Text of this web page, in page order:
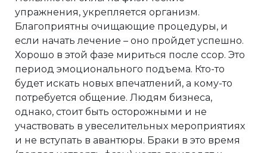
упражнения, укрепляется организм.
Благоприятны очищающие процедуры, и
если начать лечение – оно пройдет успешно.
Хорошо в этой фазе мириться после ссор. Это
период эмоционального подъема. Кто-то
будет искать новых впечатлений, а кому-то
потребуется общение. Людям бизнеса,
однако, стоит быть осторожными и не
участвовать в увеселительных мероприятиях
и не вступать в авантюры. Браки в это время